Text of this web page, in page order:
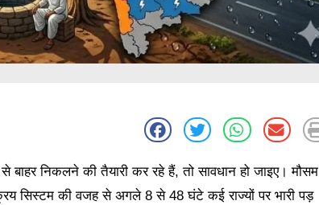
निकलने की तैयारी कर रहे हैं, तो सावधान हो जाइए। मौसम
सिस्टम की वजह से अगले 8 से 48 घंटे कई राज्यों पर भारी पड़